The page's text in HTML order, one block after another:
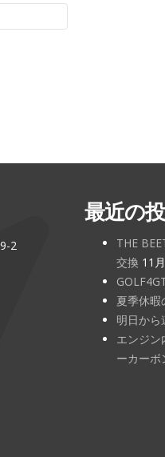
2
最近の
THE
交換 11
夏季休暇
明日から
エンジン
ーカーボ